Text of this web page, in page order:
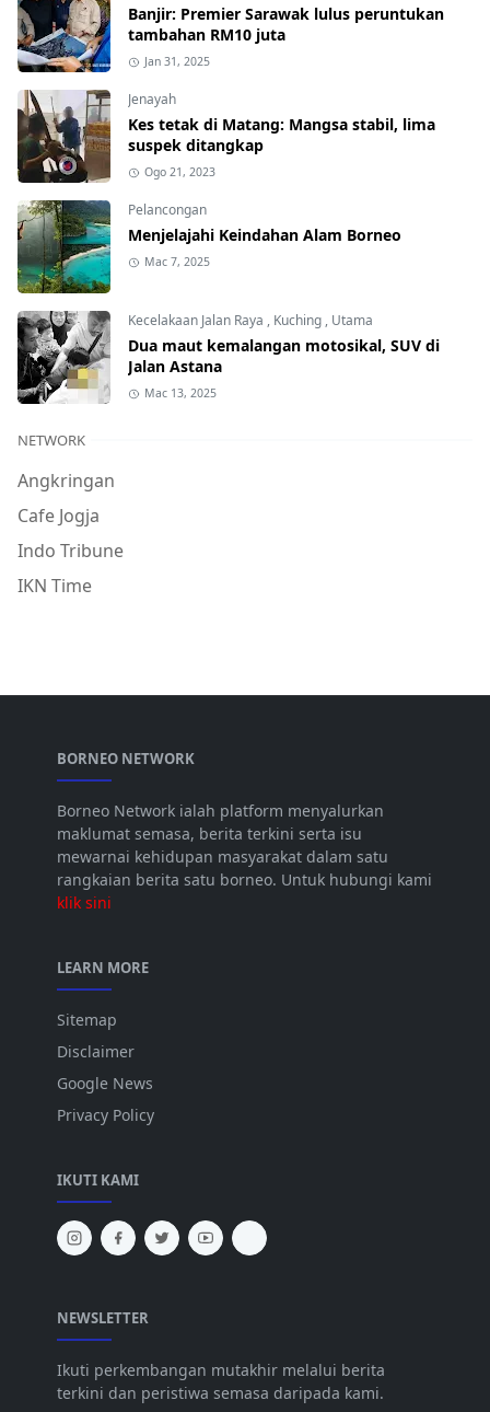
Banjir: Premier Sarawak lulus peruntukan
tambahan RM10 juta
Jan 31, 2025
Jenayah
Kes tetak di Matang: Mangsa stabil, lima
suspek ditangkap
Ogo 21, 2023
Pelancongan
Menjelajahi Keindahan Alam Borneo
Mac 7, 2025
Kecelakaan Jalan Raya , Kuching, Utama
Dua maut kemalangan motosikal, SUV di
Jalan Astana
Mac 13, 2025
NETWORK
Angkringan
Cafe Jogja
Indo Tribune
IKN Time
BORNEO NETWORK
Borneo Network ialah platform menyalurkan
maklumat semasa, berita terkini serta isu
mewarnai kehidupan masyarakat dalam satu
rangkaian berita satu borneo. Untuk hubungi kami
klik sini
LEARN MORE
Sitemap
Disclaimer
Google News
Privacy Policy
IKUTI KAMI
NEWSLETTER
Ikuti perkembangan mutakhir melalui berita
terkini dan peristiwa semasa daripada kami.